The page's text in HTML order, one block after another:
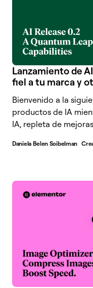
Lanzamiento de
fiel a tu marca y
Bienvenido a la
productos de IA
IA, repleta de
Daniela Belen Soibelman